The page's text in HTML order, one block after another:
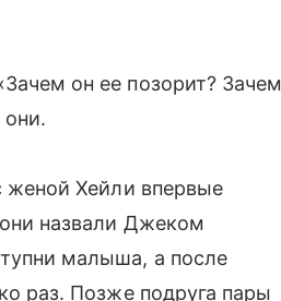
он ее позорит? Зачем
они.
женой Хейли впервые
назвали Джеком
малыша, а после
раз. Позже подруга пары